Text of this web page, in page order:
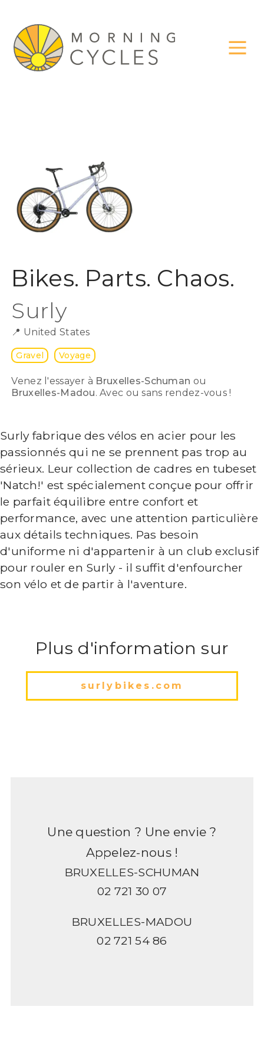
Bikes. Parts. Chaos.
Surly
📍 United States
Gravel Voyage
Venez l'essayer à Bruxelles-Schuman ou
Bruxelles-Madou. Avec ou sans rendez-vous !
Surly fabrique des vélos en acier pour les
passionnés qui ne se prennent pas trop au
sérieux. Leur collection de cadres en tubeset
'Natch!' est spécialement conçue pour offrir
le parfait équilibre entre confort et
performance, avec une attention particulière
aux détails techniques. Pas besoin
d'uniforme ni d'appartenir à un club exclusif
pour rouler en Surly - il suffit d'enfourcher
son vélo et de partir à l'aventure.
Plus d'information sur
surlybikes.com
Une question ? Une envie ?
Appelez-nous !
BRUXELLES-SCHUMAN
02 721 30 07
BRUXELLES-MADOU
02 721 54 86